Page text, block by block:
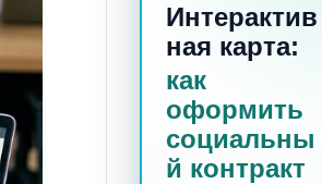
Интерактив
ная карта:
как
оформить
социальны
й контракт